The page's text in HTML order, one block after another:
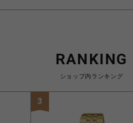
RANKING
ショップ内ランキング
3